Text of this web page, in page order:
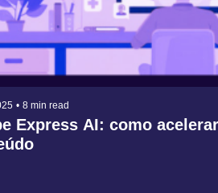
• 8 min read
Express AI: como